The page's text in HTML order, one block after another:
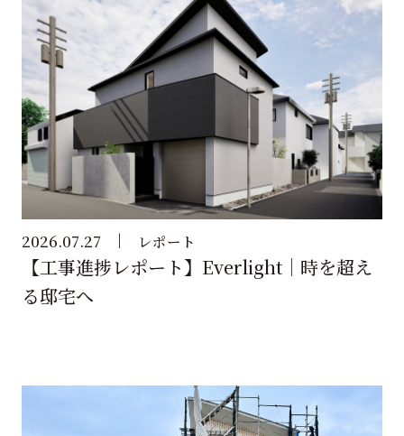
2026.07.27 レポート
【工事進捗レポート】Everlight｜時を超え
る邸宅へ